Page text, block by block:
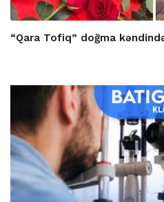
“Qara Tofiq” doğma